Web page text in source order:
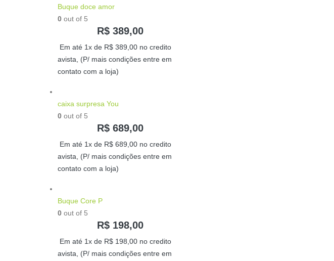
Buque doce amor
0 out of 5
R$ 389,00
Em até 1x de R$ 389,00 no credito
avista, (P/ mais condições entre em
contato com a loja)
caixa surpresa You
0 out of 5
R$ 689,00
Em até 1x de R$ 689,00 no credito
avista, (P/ mais condições entre em
contato com a loja)
Buque Core P
0 out of 5
R$ 198,00
Em até 1x de R$ 198,00 no credito
avista, (P/ mais condições entre em